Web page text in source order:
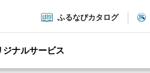
ふるなびカタログ
ジナルサービス